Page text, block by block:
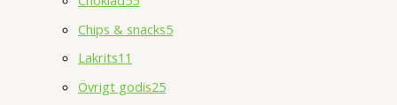
Chips & snacks5
Lakrits11
Övrigt godis25